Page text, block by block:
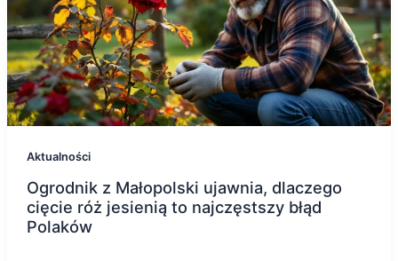
Aktualności
Ogrodnik z Małopolski ujawnia, dlaczego
cięcie róż jesienią to najczęstszy błąd
Polaków